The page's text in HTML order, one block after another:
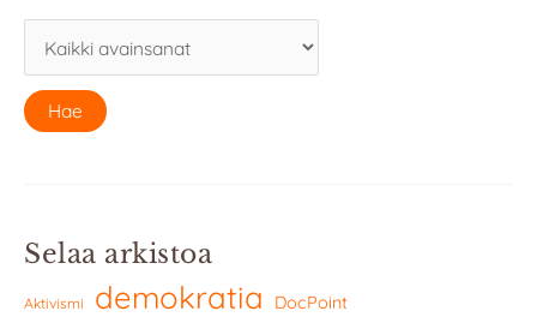
Selaa arkistoa
Aktivismi demokratia DocPoint